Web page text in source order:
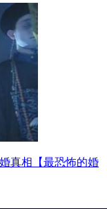
真相【最恐怖的婚